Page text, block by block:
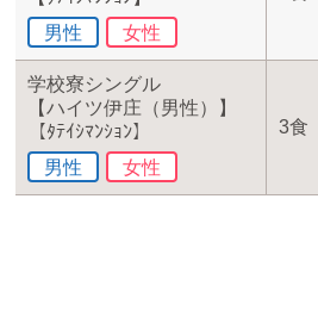
男性
女性
学校寮シングル
【ハイツ伊庄（男性）】
【ﾀﾃｲｼﾏﾝｼｮﾝ】
男性
女性
3食